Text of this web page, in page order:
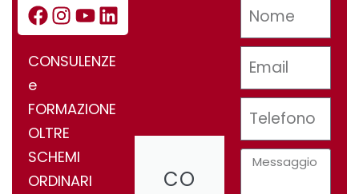
CONSULENZE
e
FORMAZIONE
OLTRE
SCHEMI
ORDINARI
CO